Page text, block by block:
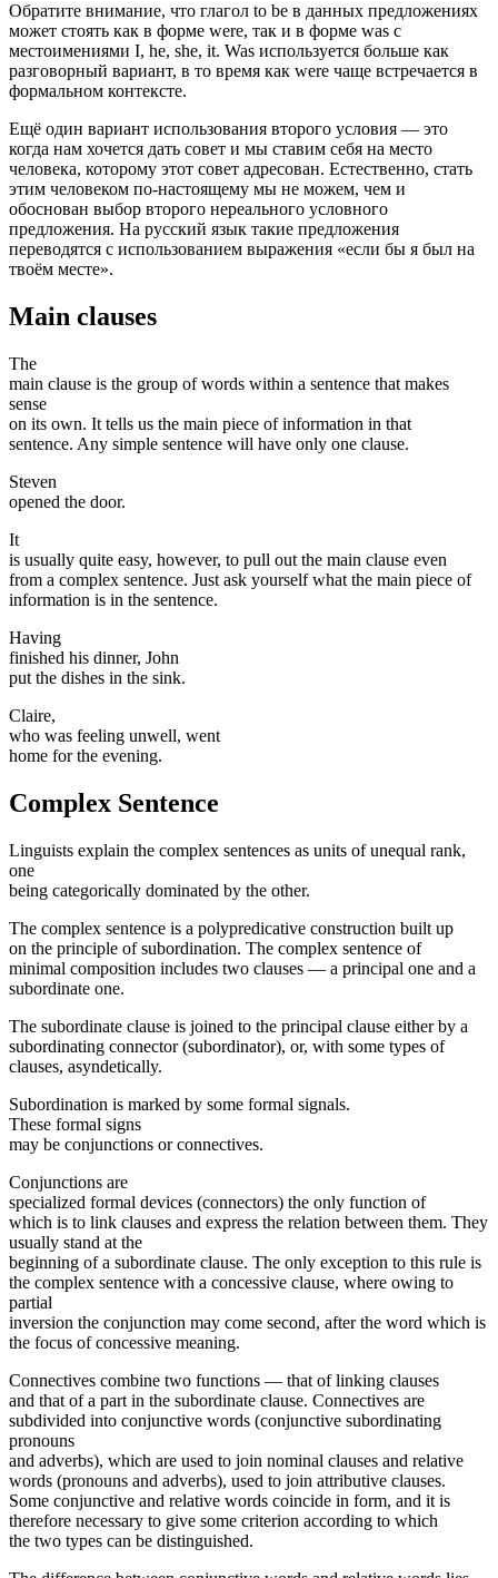
Обратите внимание, что глагол to be в данных предложениях
может стоять как в форме were, так и в форме was с
местоимениями I, he, she, it. Was используется больше как
разговорный вариант, в то время как were чаще встречается в
формальном контексте.
Ещё один вариант использования второго условия — это
когда нам хочется дать совет и мы ставим себя на место
человека, которому этот совет адресован. Естественно, стать
этим человеком по-настоящему мы не можем, чем и
обоснован выбор второго нереального условного
предложения. На русский язык такие предложения
переводятся с использованием выражения «если бы я был на
твоём месте».
Main clauses
The
main clause is the group of words within a sentence that makes
sense
on its own. It tells us the main piece of information in that
sentence. Any simple sentence will have only one clause.
Steven
opened the door.
It
is usually quite easy, however, to pull out the main clause even
from a complex sentence. Just ask yourself what the main piece of
information is in the sentence.
Having
finished his dinner, John
put the dishes in the sink.
Claire,
who was feeling unwell, went
home for the evening.
Complex Sentence
Linguists explain the complex sentences as units of unequal rank,
one
being categorically dominated by the other.
The complex sentence is a polypredicative construc­tion built up
on the principle of subordination. The com­plex sentence of
minimal composition includes two clauses — a principal one and a
subordinate one.
The subordinate clause is joined to the principal clause either by a
subordinating connector (subordinator), or, with some types of
clauses, asyndetically.
Subordination is marked by some formal signals.
These formal signs
may be conjunctions or connectives.
Conjunctions are
specialized formal devices (con­nectors) the only function of
which is to link clauses and express the relation between them. They
usually stand at the
beginning of a subordinate clause. The only exception to this rule is
the complex sentence with a concessive clause, where owing to
partial
inversion the conjunction may come second, after the word which is
the focus of concessive meaning.
Connectives combine two functions — that of linking clauses
and that of a part in the subordinate clause. Connec­tives are
subdivided into conjunctive words (conjunctive subordinating
pronouns
and adverbs), which are used to join nominal clauses and relative
words (pronouns and ad­verbs), used to join attributive clauses.
Some con­junctive and relative words coincide in form, and it is
there­fore necessary to give some criterion according to which
the two types can be distinguished.